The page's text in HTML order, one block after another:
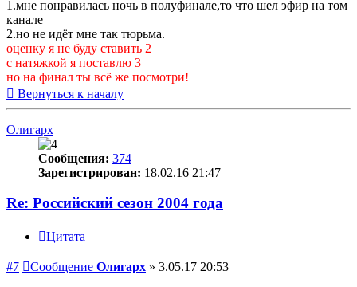
1.мне понравилась ночь в полуфинале,то что шел эфир на том
канале
2.но не идёт мне так тюрьма.
оценку я не буду ставить 2
с натяжкой я поставлю 3
но на финал ты всё же посмотри!
Вернуться к началу
Олигарх
Сообщения: 374
Зарегистрирован: 18.02.16 21:47
Re: Российский сезон 2004 года
Цитата
#7 Сообщение Олигарх » 3.05.17 20:53